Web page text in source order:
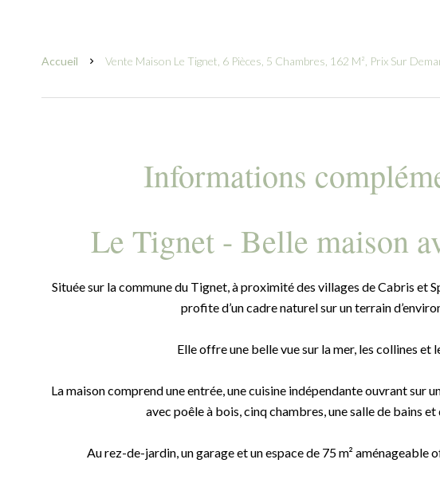
Accueil Vente Maison Le Tignet, 6 Pièces, 5 Chambres, 162 M², Prix Sur
Informations
Le Tignet - Belle maison
Située sur la commune du Tignet, à proximité des villages de Cabris et
profite d’un cadre naturel sur un terrain
Elle offre une belle vue sur la mer, les collines et
La maison comprend une entrée, une cuisine indépendante ouvrant sur
avec poêle à bois, cinq chambres, une salle de bains et
Au rez-de-jardin, un garage et un espace de 75 m²